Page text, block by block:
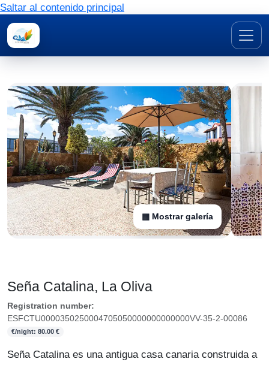
Saltar al contenido principal
▦ Mostrar galería
Seña Catalina, La Oliva
Registration number:
ESFCTU0000350250004705050000000000000VV-35-2-00086
€/night: 80.00 €
Seña Catalina es una antigua casa canaria construida a